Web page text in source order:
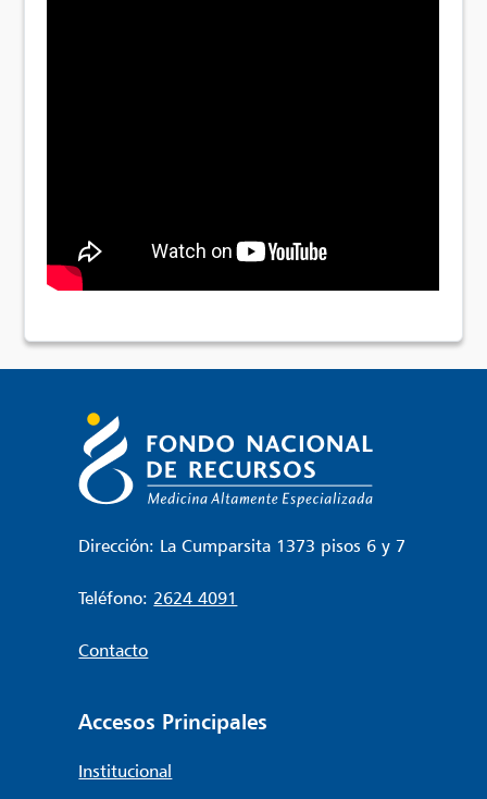
Dirección: La Cumparsita 1373 pisos 6 y 7
Teléfono: 2624 4091
Contacto
Accesos Principales
Institucional